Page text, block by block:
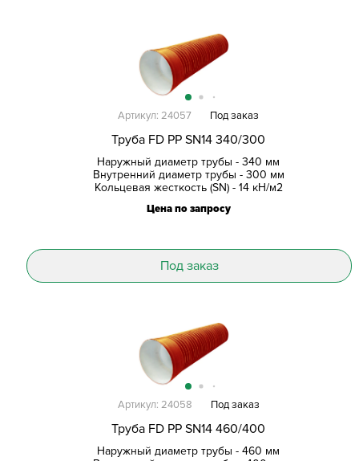
Труба FD PP SN14 340/300
Наружный диаметр трубы - 340 мм
Внутренний диаметр трубы - 300 мм
Кольцевая жесткость (SN) - 14 кН/м2
Артикул: 24057 Под заказ
Цена по запросу
Под заказ
Труба FD PP SN14 460/400
Наружный диаметр трубы - 460 мм
Артикул: 24058 Под заказ